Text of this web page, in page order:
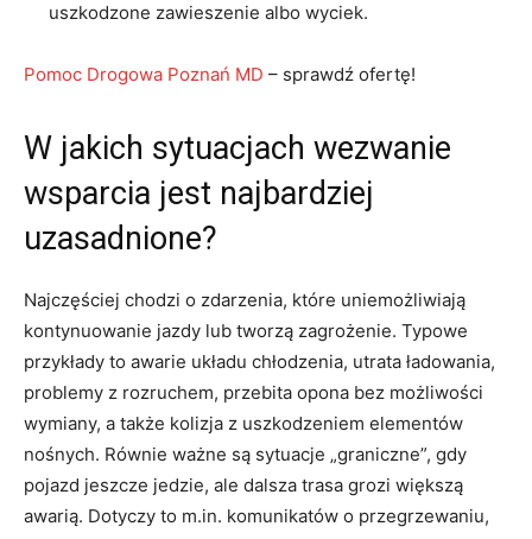
uszkodzone zawieszenie albo wyciek.
Pomoc Drogowa Poznań MD – sprawdź ofertę!
W jakich sytuacjach wezwanie
wsparcia jest najbardziej
uzasadnione?
Najczęściej chodzi o zdarzenia, które uniemożliwiają
kontynuowanie jazdy lub tworzą zagrożenie. Typowe
przykłady to awarie układu chłodzenia, utrata ładowania,
problemy z rozruchem, przebita opona bez możliwości
wymiany, a także kolizja z uszkodzeniem elementów
nośnych. Równie ważne są sytuacje „graniczne”, gdy
pojazd jeszcze jedzie, ale dalsza trasa grozi większą
awarią. Dotyczy to m.in. komunikatów o przegrzewaniu,